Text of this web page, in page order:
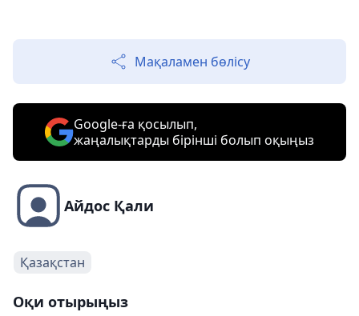
Мақаламен бөлісу
Google-ға қосылып,
жаңалықтарды бірінші болып оқыңыз
Айдос Қали
Қазақстан
Оқи отырыңыз